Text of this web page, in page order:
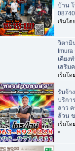
บ้าน
เริ่มโด
วิตามิ
เคียง
เสริม
เริ่มโด
รับจ้า
บริกา
ลาว
ล้วน
เริ่มโด
»